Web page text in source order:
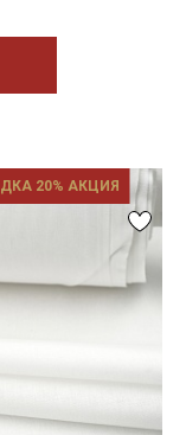
20% АКЦИЯ